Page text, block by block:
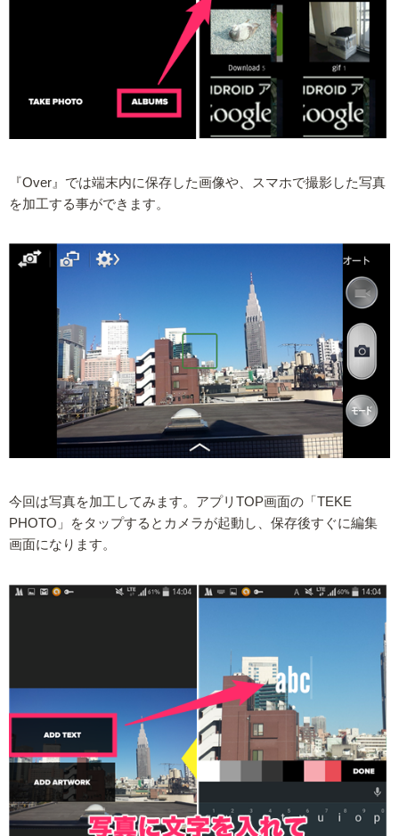
『Over』では端末内に保存した画像や、スマホで撮影した写真
を加工する事ができます。
今回は写真を加工してみます。アプリTOP画面の「TEKE
PHOTO」をタップするとカメラが起動し、保存後すぐに編集
画面になります。